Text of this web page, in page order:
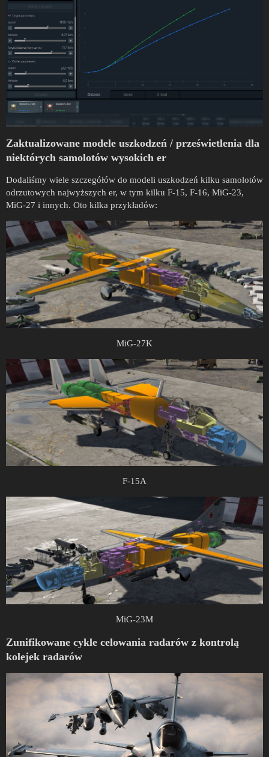
Zaktualizowane modele uszkodzeń / prześwietlenia dla
niektórych samolotów wysokich er
Dodaliśmy wiele szczegółów do modeli uszkodzeń kilku samolotów
odrzutowych najwyższych er, w tym kilku F-15, F-16, MiG-23,
MiG-27 i innych. Oto kilka przykładów:
MiG-27K
F-15A
MiG-23M
Zunifikowane cykle celowania radarów z kontrolą
kolejek radarów